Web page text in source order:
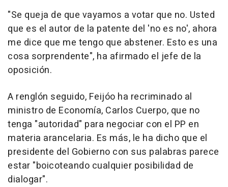
"Se queja de que vayamos a votar que no. Usted
que es el autor de la patente del 'no es no', ahora
me dice que me tengo que abstener. Esto es una
cosa sorprendente", ha afirmado el jefe de la
oposición.
A renglón seguido, Feijóo ha recriminado al
ministro de Economía, Carlos Cuerpo, que no
tenga "autoridad" para negociar con el PP en
materia arancelaria. Es más, le ha dicho que el
presidente del Gobierno con sus palabras parece
estar "boicoteando cualquier posibilidad de
dialogar".